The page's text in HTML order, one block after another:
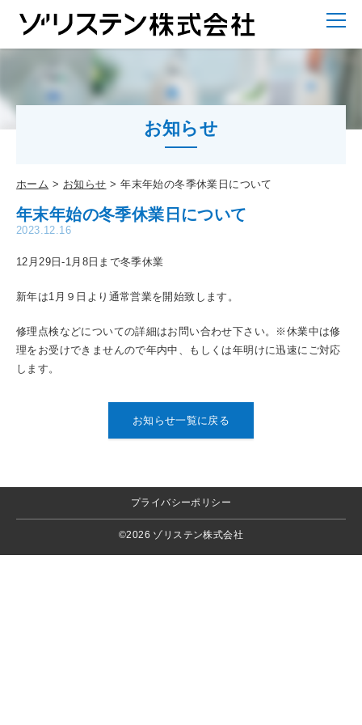
お知らせ
ホーム お知らせ 年末年始の冬季休業日について
年末年始の冬季休業日について
2023.12.16
12月29日-1月8日まで冬季休業
新年は1月９日より通常営業を開始致します。
修理点検などについての詳細はお問い合わせ下さい。※休業中は修
理をお受けできませんので年内中、もしくは年明けに迅速にご対応
します。
お知らせ一覧に戻る
プライバシーポリシー
©2026 ゾリステン株式会社